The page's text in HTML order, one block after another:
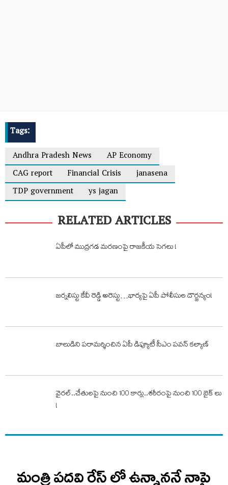
Tags:
Andhra Pradesh News
AP Economy
CAG report
Financial Crisis
janasena
TDP government
ys jagan
RELATED ARTICLES
ఏపీలో ముద్రగడ మరణంపై రాజకీయ సెగలు !
జర్నలిస్టు కేవీ రెడ్డి అరెస్టు…భార్యపై ఏపీ పోలీసుల దౌర్జన్యం!
బాలుడిని పరామర్శించిన ఏపీ డిప్యూటీ సీఎం పవన్‌ కల్యాణ్‌
వైరల్..చేతులపై నుంచి 100 కార్లు..శరీరంపై నుంచి 100 బైక్ లు
!
మంత్రి పదవి రేస్ లో ఉన్నాననే నాపై